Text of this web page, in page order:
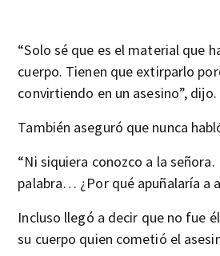
“Solo sé que es el material que
cuerpo. Tienen que extirparlo
convirtiendo en un asesino”, dijo.
También aseguró que nunca
“Ni siquiera conozco a la señora.
palabra… ¿Por qué apuñalaría a
Incluso llegó a decir que no fue
su cuerpo quien cometió el